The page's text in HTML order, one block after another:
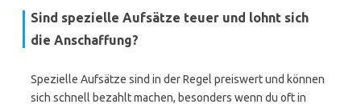
Sind spezielle Aufsätze teuer und lohnt sich
die Anschaffung?
Spezielle Aufsätze sind in der Regel preiswert und können
sich schnell bezahlt machen, besonders wenn du oft in